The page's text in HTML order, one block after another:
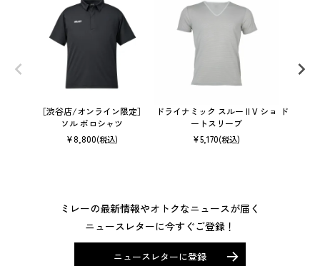
［渋谷店/オンライン限定］
ソル ポロシャツ
¥8,800(税込)
ドライナミック スルー II V ショ
ートスリーブ
¥5,170(税込)
ドライナ
ミレーの最新情報やオトクなニュースが届く
ニュースレターに今すぐご登録！
ニュースレターに登録